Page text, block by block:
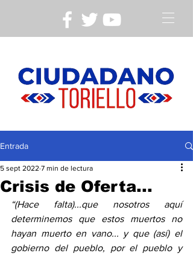
Entrada
Crisis de Oferta...
5 sept 2022 7 min de lectura
“(Hace falta)...que nosotros aquí
determinemos que estos muertos no
hayan muerto en vano... y que (así) el
gobierno del pueblo, por el pueblo y